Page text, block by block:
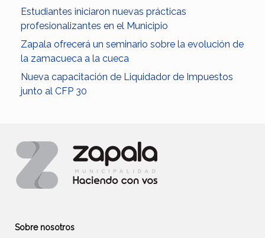
Estudiantes iniciaron nuevas prácticas
profesionalizantes en el Municipio
Zapala ofrecerá un seminario sobre la evolución de
la zamacueca a la cueca
Nueva capacitación de Liquidador de Impuestos
junto al CFP 30
Sobre nosotros